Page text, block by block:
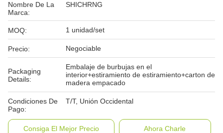
Nombre De La
Marca:
SHICHRNG
MOQ: 1 unidad/set
Precio: Negociable
Packaging
Details:
Embalaje de burbujas en el
interior+estiramiento de estiramiento+carton de
madera empacado
Condiciones De
Pago:
T/T, Unión Occidental
Consiga El Mejor Precio Ahora Charle